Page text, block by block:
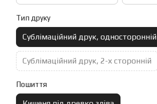
Тип друку
Сублімаційний друк, односторонній
Сублімаційний друк, 2-х сторонній
Пошиття